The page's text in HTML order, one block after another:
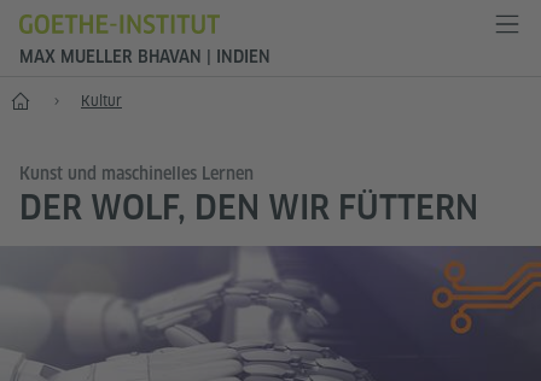
MAX MUELLER BHAVAN | INDIEN
Start Kultur
Kunst und maschinelles Lernen
DER WOLF, DEN WIR FÜTTERN